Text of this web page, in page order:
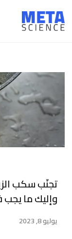
تجنّب سكب
وإليك ما يجب
يوليو 8, 2023